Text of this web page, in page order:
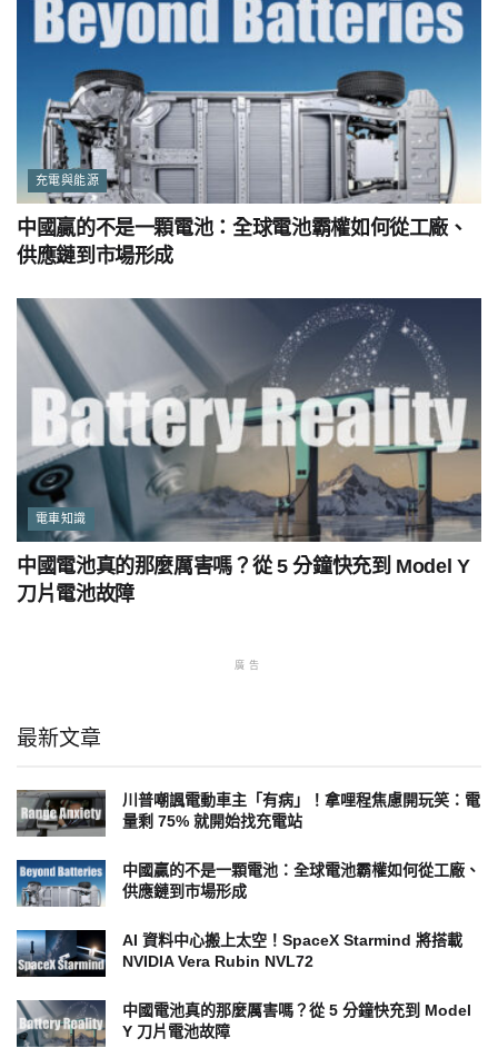
充電與能源
中國贏的不是一顆電池：全球電池霸權如何從工廠、
供應鏈到市場形成
電車知識
中國電池真的那麼厲害嗎？從 5 分鐘快充到 Model Y
刀片電池故障
廣告
最新文章
川普嘲諷電動車主「有病」！拿哩程焦慮開玩笑：電
量剩 75% 就開始找充電站
中國贏的不是一顆電池：全球電池霸權如何從工廠、
供應鏈到市場形成
AI 資料中心搬上太空！SpaceX Starmind 將搭載
NVIDIA Vera Rubin NVL72
中國電池真的那麼厲害嗎？從 5 分鐘快充到 Model
Y 刀片電池故障